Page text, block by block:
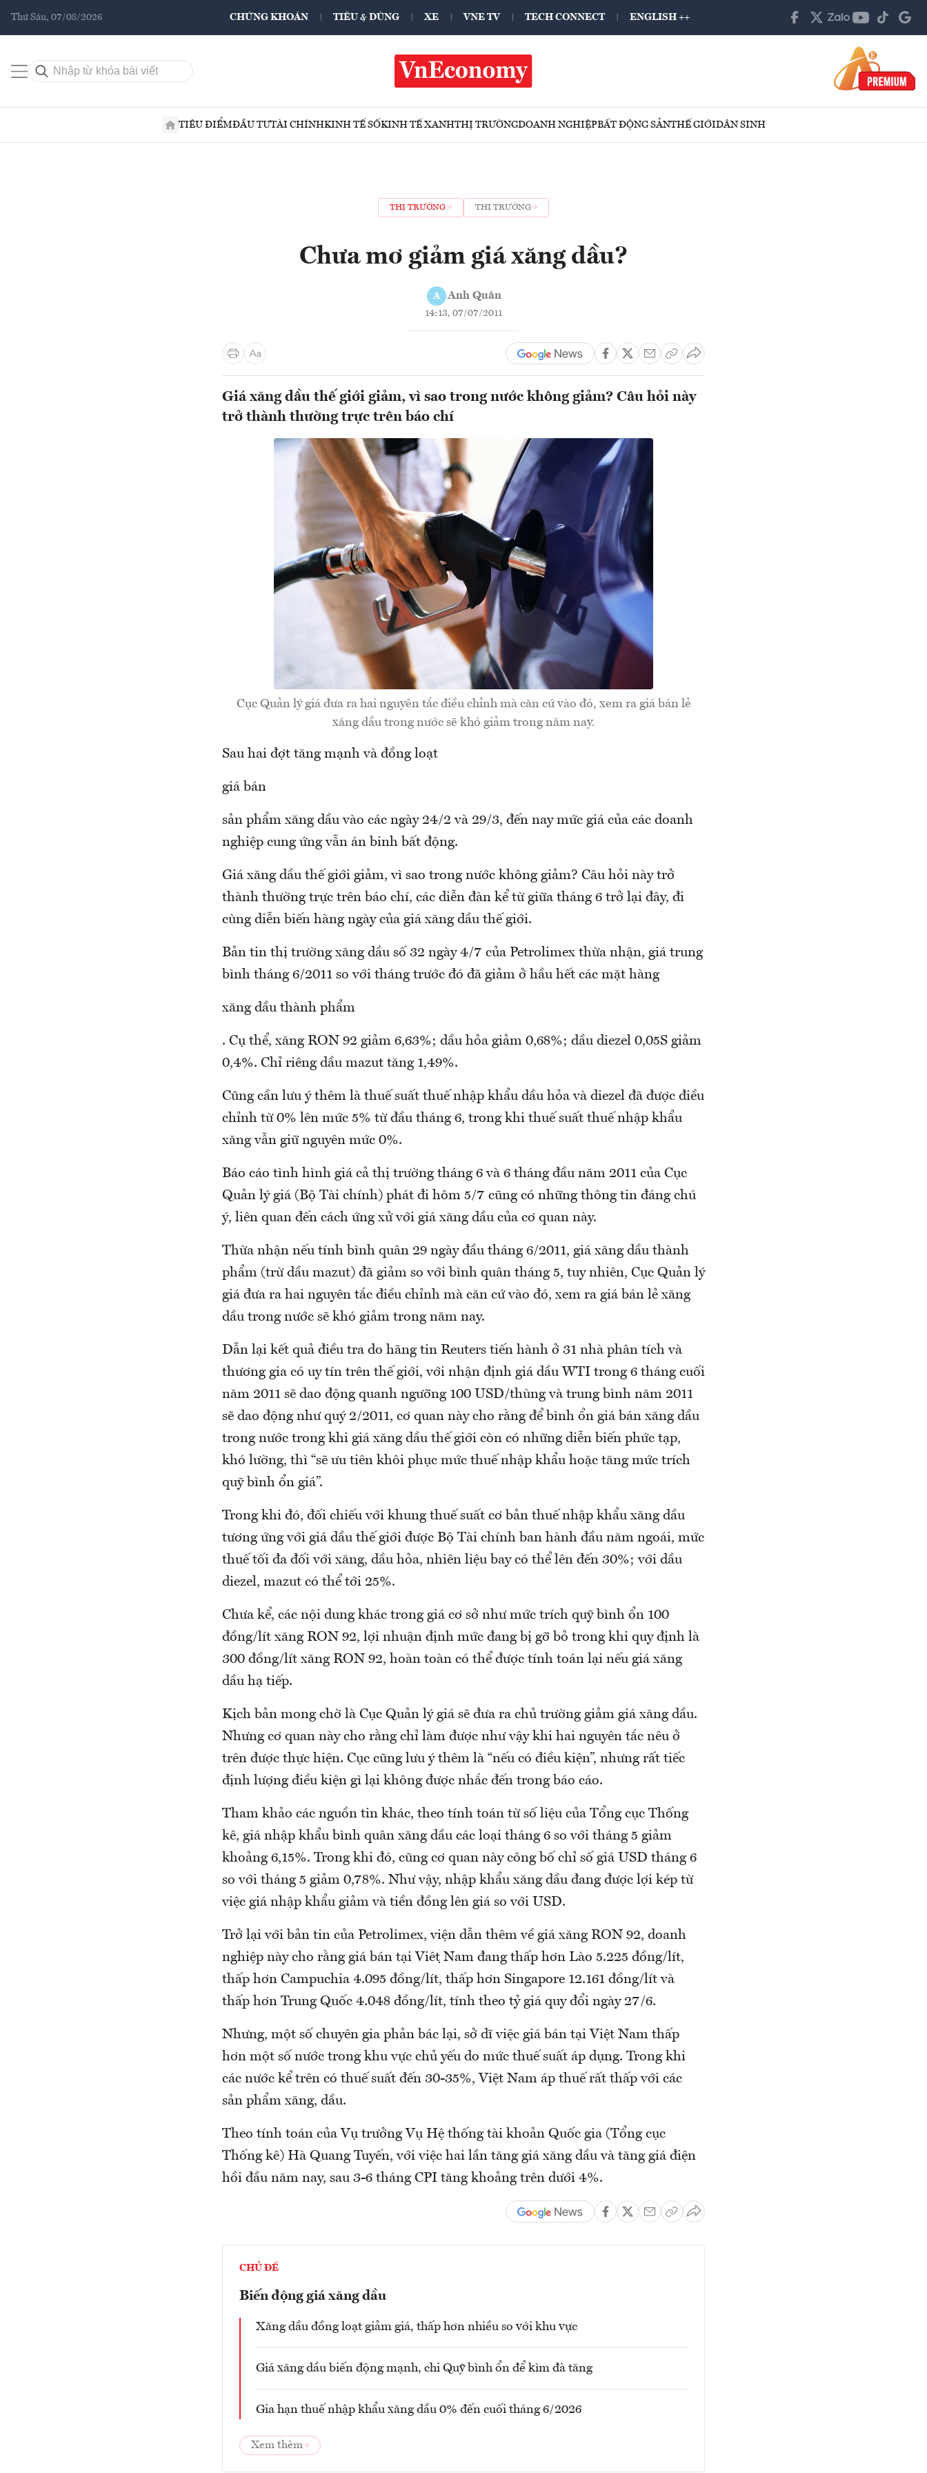
Thứ Sáu, 07/08/2026 CHỨNG KHOÁN TIÊU & DÙNG XE VNE TV TECH CONNECT ENGLISH ++
TIÊU ĐIỂMĐẦU TƯTÀI CHÍNHKINH TẾ SỐKINH TẾ XANHTHỊ TRƯỜNGDOANH NGHIỆPBẤT ĐỘNG SẢNTHẾ GIỚIDÂN SINH
THỊ TRƯỜNG THỊ TRƯỜNG
Chưa mơ giảm giá xăng dầu?
A Anh Quân
14:13, 07/07/2011
Giá xăng dầu thế giới giảm, vì sao trong nước không giảm? Câu hỏi này
trở thành thường trực trên báo chí
Cục Quản lý giá đưa ra hai nguyên tắc điều chỉnh mà căn cứ vào đó, xem ra giá bán lẻ
xăng dầu trong nước sẽ khó giảm trong năm nay.
Sau hai đợt tăng mạnh và đồng loạt
giá bán
sản phẩm xăng dầu vào các ngày 24/2 và 29/3, đến nay mức giá của các doanh
nghiệp cung ứng vẫn án binh bất động.
Giá xăng dầu thế giới giảm, vì sao trong nước không giảm? Câu hỏi này trở
thành thường trực trên báo chí, các diễn đàn kể từ giữa tháng 6 trở lại đây, đi
cùng diễn biến hàng ngày của giá xăng dầu thế giới.
Bản tin thị trường xăng dầu số 32 ngày 4/7 của Petrolimex thừa nhận, giá trung
bình tháng 6/2011 so với tháng trước đó đã giảm ở hầu hết các mặt hàng
xăng dầu thành phẩm
. Cụ thể, xăng RON 92 giảm 6,63%; dầu hỏa giảm 0,68%; dầu diezel 0,05S giảm
0,4%. Chỉ riêng dầu mazut tăng 1,49%.
Cũng cần lưu ý thêm là thuế suất thuế nhập khẩu dầu hỏa và diezel đã được điều
chỉnh từ 0% lên mức 5% từ đầu tháng 6, trong khi thuế suất thuế nhập khẩu
xăng vẫn giữ nguyên mức 0%.
Báo cáo tình hình giá cả thị trường tháng 6 và 6 tháng đầu năm 2011 của Cục
Quản lý giá (Bộ Tài chính) phát đi hôm 5/7 cũng có những thông tin đáng chú
ý, liên quan đến cách ứng xử với giá xăng dầu của cơ quan này.
Thừa nhận nếu tính bình quân 29 ngày đầu tháng 6/2011, giá xăng dầu thành
phẩm (trừ dầu mazut) đã giảm so với bình quân tháng 5, tuy nhiên, Cục Quản lý
giá đưa ra hai nguyên tắc điều chỉnh mà căn cứ vào đó, xem ra giá bán lẻ xăng
dầu trong nước sẽ khó giảm trong năm nay.
Dẫn lại kết quả điều tra do hãng tin Reuters tiến hành ở 31 nhà phân tích và
thương gia có uy tín trên thế giới, với nhận định giá dầu WTI trong 6 tháng cuối
năm 2011 sẽ dao động quanh ngưỡng 100 USD/thùng và trung bình năm 2011
sẽ dao động như quý 2/2011, cơ quan này cho rằng để bình ổn giá bán xăng dầu
trong nước trong khi giá xăng dầu thế giới còn có những diễn biến phức tạp,
khó lường, thì “sẽ ưu tiên khôi phục mức thuế nhập khẩu hoặc tăng mức trích
quỹ bình ổn giá”.
Trong khi đó, đối chiếu với khung thuế suất cơ bản thuế nhập khẩu xăng dầu
tương ứng với giá dầu thế giới được Bộ Tài chính ban hành đầu năm ngoái, mức
thuế tối đa đối với xăng, dầu hỏa, nhiên liệu bay có thể lên đến 30%; với dầu
diezel, mazut có thể tới 25%.
Chưa kể, các nội dung khác trong giá cơ sở như mức trích quỹ bình ổn 100
đồng/lít xăng RON 92, lợi nhuận định mức đang bị gỡ bỏ trong khi quy định là
300 đồng/lít xăng RON 92, hoàn toàn có thể được tính toán lại nếu giá xăng
dầu hạ tiếp.
Kịch bản mong chờ là Cục Quản lý giá sẽ đưa ra chủ trường giảm giá xăng dầu.
Nhưng cơ quan này cho rằng chỉ làm được như vậy khi hai nguyên tắc nêu ở
trên được thực hiện. Cục cũng lưu ý thêm là “nếu có điều kiện”, nhưng rất tiếc
định lượng điều kiện gì lại không được nhắc đến trong báo cáo.
Tham khảo các nguồn tin khác, theo tính toán từ số liệu của Tổng cục Thống
kê, giá nhập khẩu bình quân xăng dầu các loại tháng 6 so với tháng 5 giảm
khoảng 6,15%. Trong khi đó, cũng cơ quan này công bố chỉ số giá USD tháng 6
so với tháng 5 giảm 0,78%. Như vậy, nhập khẩu xăng dầu đang được lợi kép từ
việc giá nhập khẩu giảm và tiền đồng lên giá so với USD.
Trở lại với bản tin của Petrolimex, viện dẫn thêm về giá xăng RON 92, doanh
nghiệp này cho rằng giá bán tại Việt Nam đang thấp hơn Lào 5.225 đồng/lít,
thấp hơn Campuchia 4.095 đồng/lít, thấp hơn Singapore 12.161 đồng/lít và
thấp hơn Trung Quốc 4.048 đồng/lít, tính theo tỷ giá quy đổi ngày 27/6.
Nhưng, một số chuyên gia phản bác lại, sở dĩ việc giá bán tại Việt Nam thấp
hơn một số nước trong khu vực chủ yếu do mức thuế suất áp dụng. Trong khi
các nước kể trên có thuế suất đến 30-35%, Việt Nam áp thuế rất thấp với các
sản phẩm xăng, dầu.
Theo tính toán của Vụ trưởng Vụ Hệ thống tài khoản Quốc gia (Tổng cục
Thống kê) Hà Quang Tuyến, với việc hai lần tăng giá xăng dầu và tăng giá điện
hồi đầu năm nay, sau 3-6 tháng CPI tăng khoảng trên dưới 4%.
CHỦ ĐỀ
Biến động giá xăng dầu
Xăng dầu đồng loạt giảm giá, thấp hơn nhiều so với khu vực
Giá xăng dầu biến động mạnh, chi Quỹ bình ổn để kìm đà tăng
Gia hạn thuế nhập khẩu xăng dầu 0% đến cuối tháng 6/2026
Xem thêm